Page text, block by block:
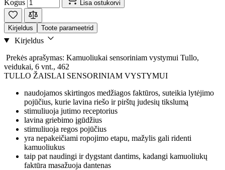
Kogus Lisa ostukorvi
Kirjeldus Toote parameetrid
Kirjeldus
Prekės aprašymas: Kamuoliukai sensoriniam vystymui Tullo,
veidukai, 6 vnt., 462
TULLO ŽAISLAI SENSORINIAM VYSTYMUI
naudojamos skirtingos medžiagos faktūros, suteikia lytėjimo
pojūčius, kurie lavina riešo ir pirštų judesių tikslumą
stimuliuoja jutimo receptorius
lavina griebimo įgūdžius
stimuliuoja regos pojūčius
yra nepakeičiami ropojimo etapu, mažylis gali ridenti
kamuoliukus
taip pat naudingi ir dygstant dantims, kadangi kamuoliukų
faktūra masažuoja dantenas